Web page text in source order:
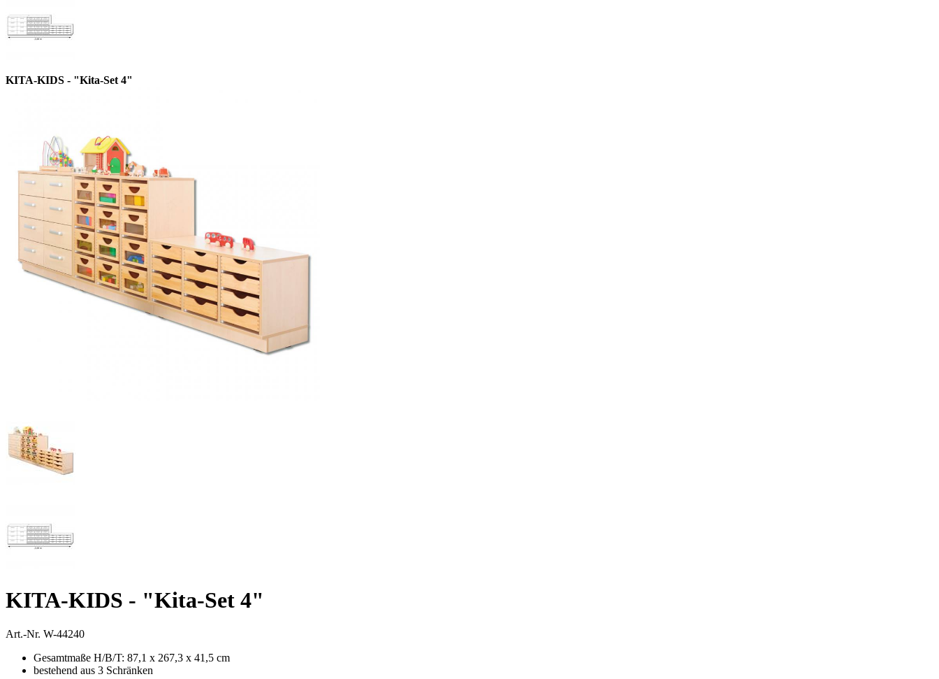
KITA-KIDS - "Kita-Set 4"
KITA-KIDS - "Kita-Set 4"
Art.-Nr. W-44240
Gesamtmaße H/B/T: 87,1 x 267,3 x 41,5 cm
bestehend aus 3 Schränken